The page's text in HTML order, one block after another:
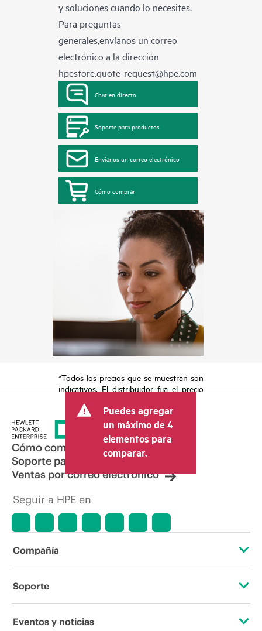
y soluciones cuando lo necesites.
Para preguntas
generales,envíanos un correo
electrónico a la dirección
hpestore.quote-request@hpe.com
Chat en directo
Soporte para productos
Envíanos un correo electrónico
Cómo comprar
*Todos los precios que se muestran son
indicativos. El distribuidor fija el precio
otros conceptos, como los impuestos a
la venta, el IVA y el envío. El precio de la
transacción que establece el distribuidor
puede variar con respecto a otros
distribuidores y al precio indicativo
mostrado. El precio indicativo puede
incluir ofertas promocionales por tiempo
hacer ajustes de precios en cualquier
momento por motivos que incluyen, a
condiciones del mercado,
promociones de fin de la vida útil y
Puedes agregar
un máximo de 4
elementos para
comparar.
Cómo comprar
Soporte para productos
Ventas por correo electrónico
Seguir a HPE en
Compañía
Acerca de HPE
Soporte
Servicios de soporte operativo
Eventos y noticias